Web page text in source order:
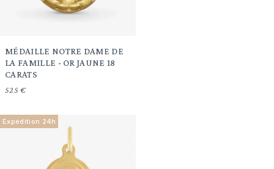
MÉDAILLE NOTRE DAME DE
LA FAMILLE - OR JAUNE 18
CARATS
525 €
Expédition 24h